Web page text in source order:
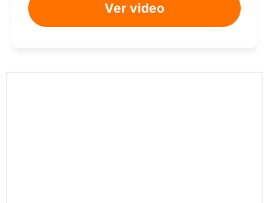
Ver video